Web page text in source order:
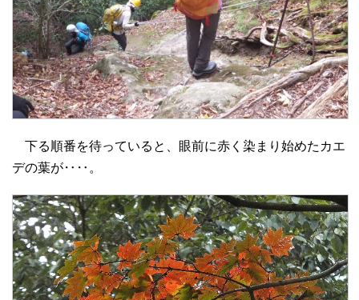
下る順番を待っていると、眼前に赤く染まり始めたカエ
デの葉が‥‥。